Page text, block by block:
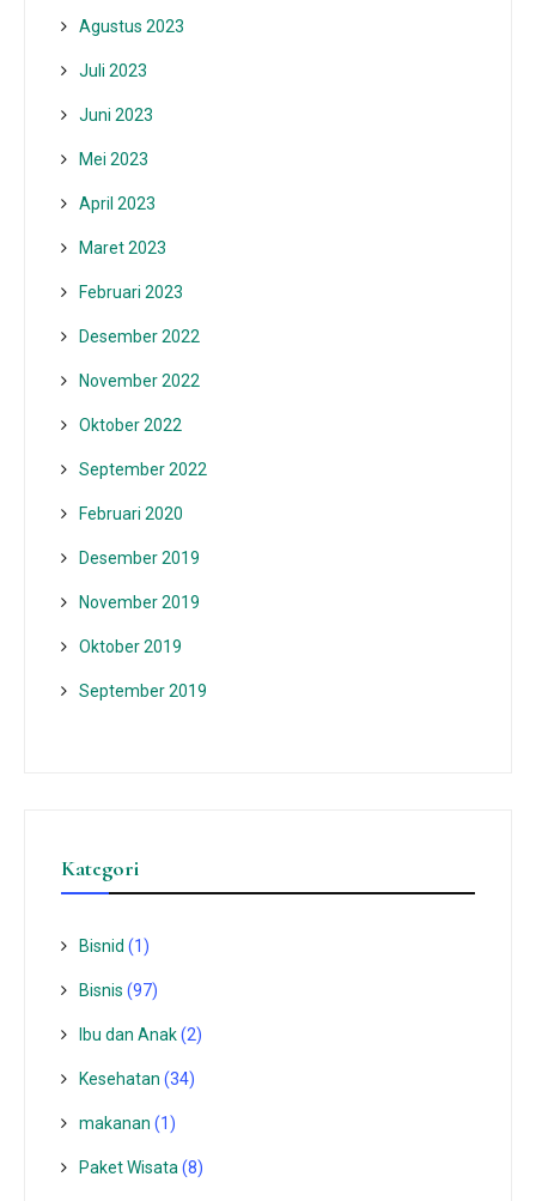
Agustus 2023
Juli 2023
Juni 2023
Mei 2023
April 2023
Maret 2023
Februari 2023
Desember 2022
November 2022
Oktober 2022
September 2022
Februari 2020
Desember 2019
November 2019
Oktober 2019
September 2019
Kategori
Bisnid (1)
Bisnis (97)
Ibu dan Anak(2)
Kesehatan (34)
makanan (1)
Paket Wisata(8)